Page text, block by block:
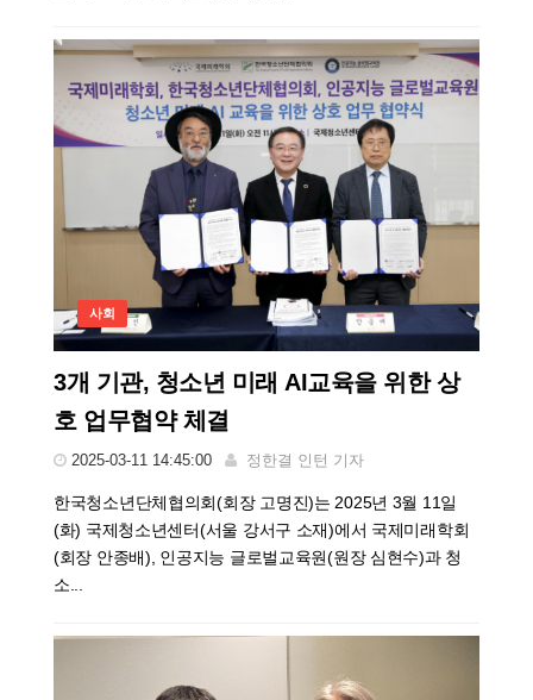
사회
3개 기관, 청소년 미래 AI교육을 위한 상
호 업무협약 체결
2025-03-11 14:45:00 정한결 인턴 기자
한국청소년단체협의회(회장 고명진)는 2025년 3월 11일
(화) 국제청소년센터(서울 강서구 소재)에서 국제미래학회
(회장 안종배), 인공지능 글로벌교육원(원장 심현수)과 청
소...